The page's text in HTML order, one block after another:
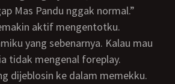
Mas Pandu nggak normal.”
aktif mengentotku.
tidak mengenal foreplay.
dijeblosin ke dalam memekku.